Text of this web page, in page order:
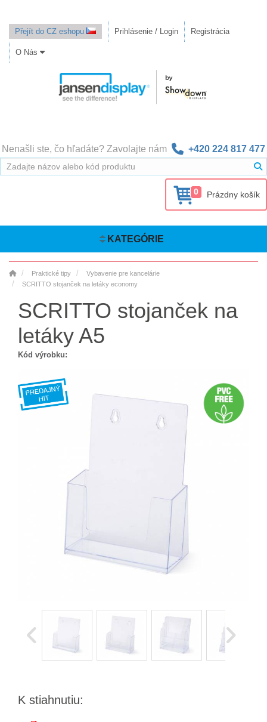
Přejít do CZ eshopu Prihlásenie / Login Registrácia
O Nás
Nenašli ste, čo hľadáte? Zavolajte nám +420 224 817 477
0 Prázdny košík
KATEGÓRIE
Praktické tipy
Vybavenie pre kancelárie
SCRITTO stojanček na letáky economy
SCRITTO stojanček na
letáky A5
Kód výrobku:
K stiahnutiu: